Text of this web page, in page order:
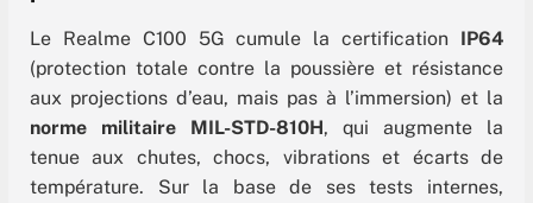
Le Realme C100 5G cumule la certification IP64
(protection totale contre la poussière et résistance
aux projections d’eau, mais pas à l’immersion) et la
norme militaire MIL-STD-810H, qui augmente la
tenue aux chutes, chocs, vibrations et écarts de
température. Sur la base de ses tests internes,